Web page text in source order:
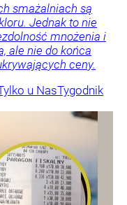
smażalniach są
Jednak to nie
mnożenia i
ale nie do końca
ceny.
u NasTygodnik